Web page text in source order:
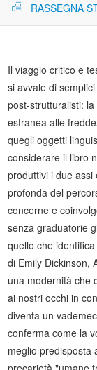
RASSEGNA
Il viaggio critico e
si avvale di
post-strutturalisti:
estranea alle
quegli oggetti
considerare il libro
produttivi i due
profonda del
concerne e
senza graduatorie
quello che
di Emily Dickinson,
una modernità che
ai nostri occhi in
diventa un
conferma come la
meglio predisposta